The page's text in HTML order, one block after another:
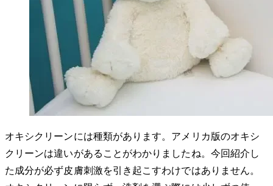
オキシクリーンには種類があります。アメリカ版のオキシ
クリーンは違いがあることがわかりましたね。今回紹介し
た成分が必ず皮膚刺激を引き起こすわけではありません。